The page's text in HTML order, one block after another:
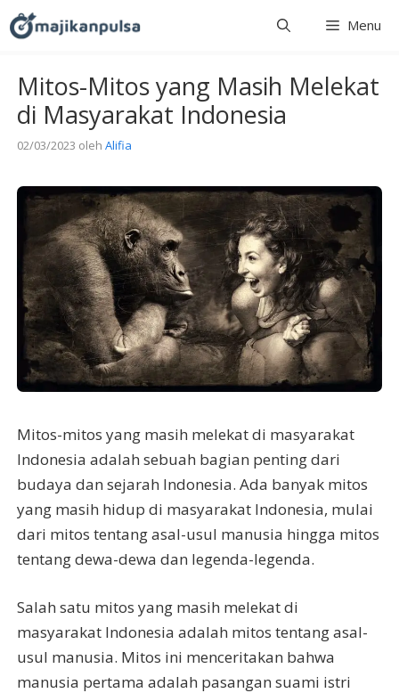
Langsung
ke
Menu
Mitos-Mitos yang Masih Melekat
di Masyarakat Indonesia
02/03/2023 oleh Alifia
Mitos-mitos yang masih melekat di masyarakat
Indonesia adalah sebuah bagian penting dari
budaya dan sejarah Indonesia. Ada banyak mitos
yang masih hidup di masyarakat Indonesia, mulai
dari mitos tentang asal-usul manusia hingga mitos
tentang dewa-dewa dan legenda-legenda.
Salah satu mitos yang masih melekat di
masyarakat Indonesia adalah mitos tentang asal-
usul manusia. Mitos ini menceritakan bahwa
manusia pertama adalah pasangan suami istri